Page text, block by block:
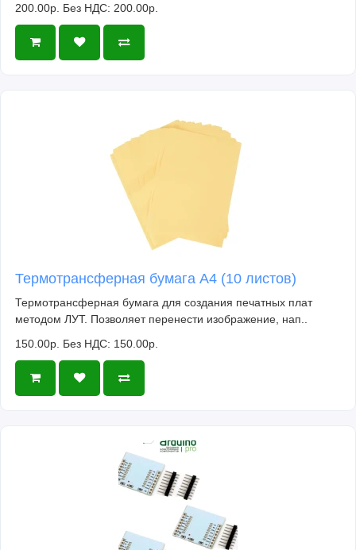
200.00р. Без НДС: 200.00р.
Термотрансферная бумага А4 (10 листов)
Термотрансферная бумага для создания печатных плат
методом ЛУТ. Позволяет перенести изображение, нап..
150.00р. Без НДС: 150.00р.